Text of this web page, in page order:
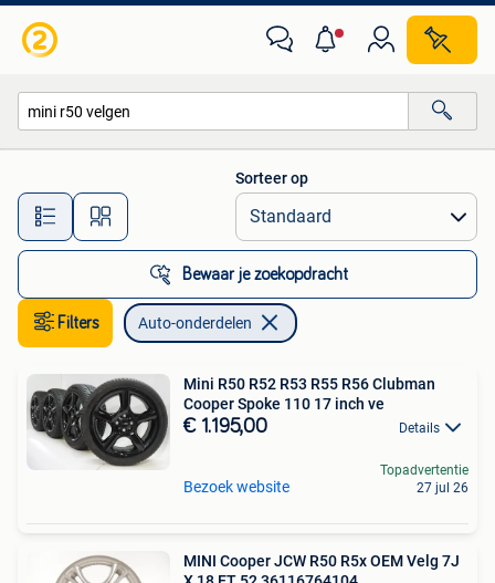
Alle afstanden…
Sorteer op
Bewaar je zoekopdracht
Filters Auto-onderdelen
Mini R50 R52 R53 R55 R56 Clubman
Cooper Spoke 110 17 inch ve
€ 1.195,00 Details
Bezoek website
Topadvertentie
27 jul 26
MINI Cooper JCW R50 R5x OEM Velg 7J